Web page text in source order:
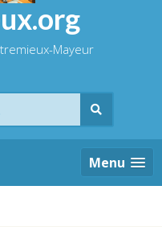
Mayeur
Menu